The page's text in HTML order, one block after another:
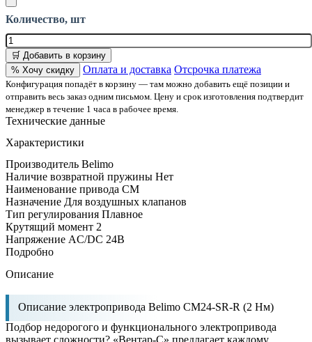
Количество, шт
🛒 Добавить в корзину
% Хочу скидку
Оплата и доставка Отсрочка платежа
Конфигурация попадёт в корзину — там можно добавить ещё позиции и
отправить весь заказ одним письмом. Цену и срок изготовления подтвердит
менеджер в течение 1 часа в рабочее время.
Технические данные
Характеристики
Производитель Belimo
Наличие возвратной пружины Нет
Наименование привода CM
Назначение Для воздушных клапанов
Тип регулирования Плавное
Крутящий момент 2
Напряжение AC/DC 24В
Подробно
Описание
Описание электропривода Belimo CM24-SR-R (2 Нм)
Подбор недорогого и функционального электропривода
вызывает сложности? «Вентар-С» предлагает каждому